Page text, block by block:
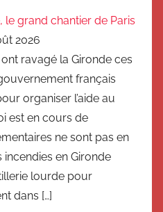
le grand chantier de Paris
2026
ravagé la Gironde ces
français
organiser l’aide au
est en cours de
ne sont pas en
en Gironde
lourde pour
dans […]